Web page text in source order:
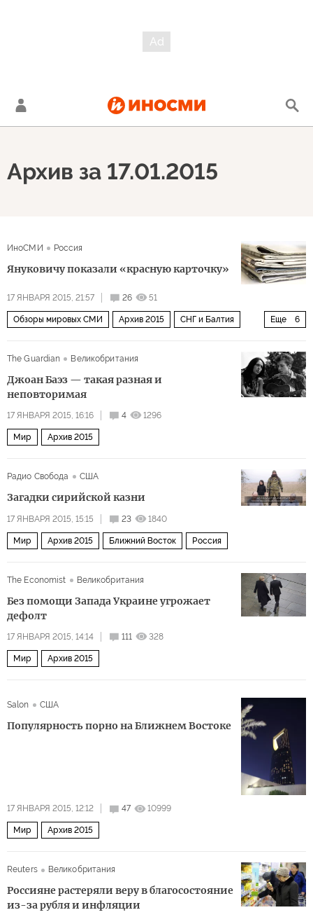
Архив за 17.01.2015
ИноСМИ Россия
Януковичу показали «красную карточку»
17 ЯНВАРЯ 2015, 21:57 26 51
Еще 6
Обзоры мировых СМИ Архив 2015 СНГ и Балтия
The Guardian Великобритания
Джоан Баэз — такая разная и
неповторимая
17 ЯНВАРЯ 2015, 16:16 4 1296
Мир Архив 2015
Радио Свобода США
Загадки сирийской казни
17 ЯНВАРЯ 2015, 15:15 23 1840
Мир Архив 2015 Ближний Восток Россия
The Economist Великобритания
Без помощи Запада Украине угрожает
дефолт
17 ЯНВАРЯ 2015, 14:14 111 328
Мир Архив 2015
Salon США
Популярность порно на Ближнем Востоке
17 ЯНВАРЯ 2015, 12:12 47 10999
Мир Архив 2015
Reuters Великобритания
Россияне растеряли веру в благосостояние
из-за рубля и инфляции